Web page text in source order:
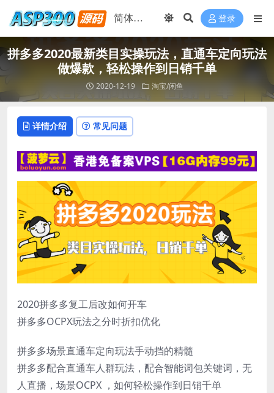
登录
拼多多2020最新类目实操玩法，直通车定向玩法
做爆款，轻松操作到日销千单
2020-12-19 淘宝/闲鱼
详情介绍 常见问题
2020拼多多复工后改如何开车
拼多多OCPX玩法之分时折扣优化
拼多多场景直通车定向玩法手动挡的精髓
拼多多配合直通车人群玩法，配合智能词包关键词，无
人直播，场景OCPX ，如何轻松操作到日销千单